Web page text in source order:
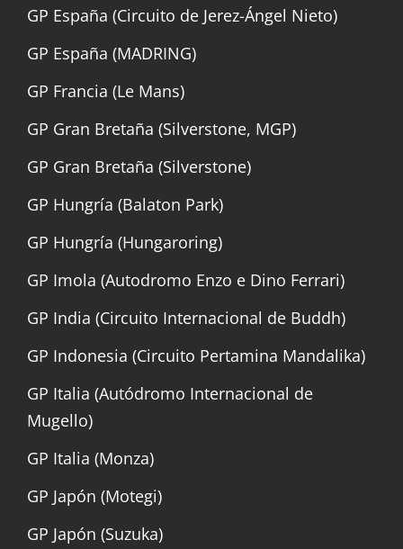
GP España (Circuito de Jerez-Ángel Nieto)
GP España (MADRING)
GP Francia (Le Mans)
GP Gran Bretaña (Silverstone, MGP)
GP Gran Bretaña (Silverstone)
GP Hungría (Balaton Park)
GP Hungría (Hungaroring)
GP Imola (Autodromo Enzo e Dino Ferrari)
GP India (Circuito Internacional de Buddh)
GP Indonesia (Circuito Pertamina Mandalika)
GP Italia (Autódromo Internacional de
Mugello)
GP Italia (Monza)
GP Japón (Motegi)
GP Japón (Suzuka)